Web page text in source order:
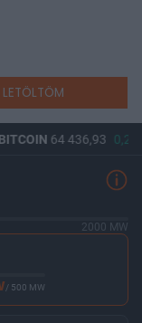
LETÖLTÖM
BITCOIN64 436,93 0,27%
2000 MW
/ 500 MW